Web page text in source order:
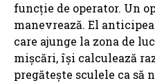
funcție de operator. Un
manevrează. El
care ajunge la zona de
mișcări, își calculează
pregătește sculele ca să